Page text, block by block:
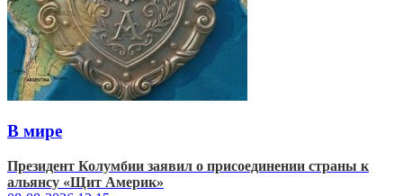
В мире
Президент Колумбии заявил о присоединении страны к
альянсу «Щит Америк»